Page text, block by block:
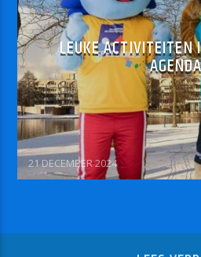
LEUKE
21 DECEMBER 2024